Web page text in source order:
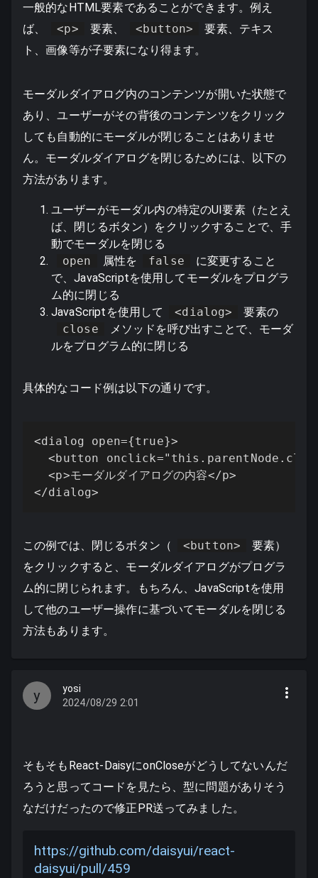
一般的なHTML要素であることができます。例え
ば、
<p> 要素、 <button>
要素、テキス
ト、画像等が子要素になり得ます。
モーダルダイアログ内のコンテンツが開いた状態で
あり、ユーザーがその背後のコンテンツをクリック
しても自動的にモーダルが閉じることはありませ
ん。モーダルダイアログを閉じるためには、以下の
方法があります。
ユーザーがモーダル内の特定のUI要素（たとえ
ば、閉じるボタン）をクリックすることで、手
動でモーダルを閉じる
open
属性を false
に変更すること
で、JavaScriptを使用してモーダルをプログラ
ム的に閉じる
JavaScriptを使用して
<dialog>
要素の
close
メソッドを呼び出すことで、モーダ
ルをプログラム的に閉じる
具体的なコード例は以下の通りです。
<dialog open={true}>
<button
  <p>モーダルダイアログの内容</p>
</dialog>
この例では、閉じるボタン（ <button>
要素）
をクリックすると、モーダルダイアログがプログラ
ム的に閉じられます。もちろん、JavaScriptを使用
して他のユーザー操作に基づいてモーダルを閉じる
方法もあります。
y
yosi
2024/08/29 2:01
そもそもReact-DaisyにonCloseがどうしてないんだ
ろうと思ってコードを見たら、型に問題がありそう
なだけだったので修正PR送ってみました。
https://github.com/daisyui/react-
daisyui/pull/459